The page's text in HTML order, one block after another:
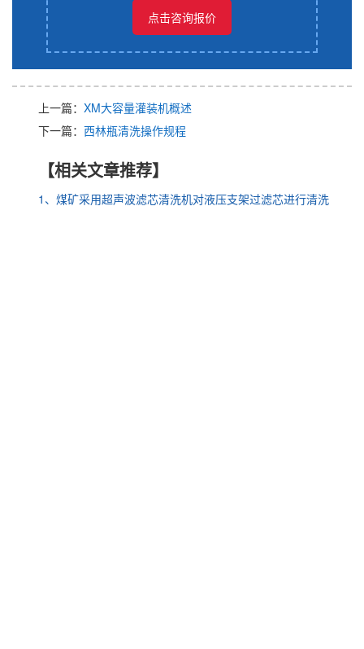
点击咨询报价
上一篇： XM大容量灌装机概述
下一篇： 西林瓶清洗操作规程
【相关文章推荐】
1、煤矿采用超声波滤芯清洗机对液压支架过滤芯进行清洗